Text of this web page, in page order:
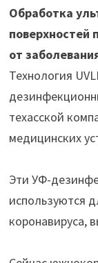
Обработка
поверхностей
от
Технология
техасской
медицинских
Эти УФ-
используются
коронавируса,